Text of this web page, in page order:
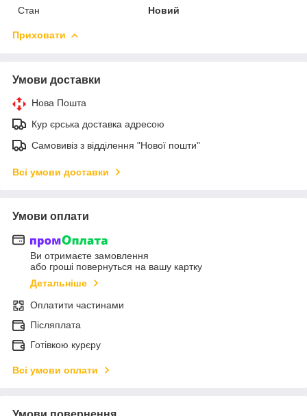
Стан Новий
Приховати
Умови доставки
Нова Пошта
Кур єрська доставка адресою
Самовивіз з відділення "Нової пошти"
Всі умови доставки
Умови оплати
Ви отримаєте замовлення
або гроші повернуться на вашу картку
Детальніше
Оплатити частинами
Післяплата
Готівкою курєру
Всі умови оплати